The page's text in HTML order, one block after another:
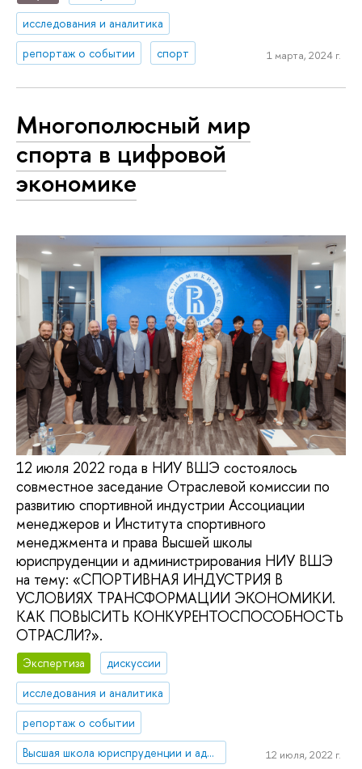
исследования и аналитика
репортаж о событии
спорт 1 марта, 2024 г.
Многополюсный мир
спорта в цифровой
экономике
12 июля 2022 года в НИУ ВШЭ состоялось
совместное заседание Отраслевой комиссии по
развитию спортивной индустрии Ассоциации
менеджеров и Института спортивного
менеджмента и права Высшей школы
юриспруденции и администрирования НИУ ВШЭ
на тему: «СПОРТИВНАЯ ИНДУСТРИЯ В
УСЛОВИЯХ ТРАНСФОРМАЦИИ ЭКОНОМИКИ.
КАК ПОВЫСИТЬ КОНКУРЕНТОСПОСОБНОСТЬ
ОТРАСЛИ?».
Экспертиза
дискуссии
исследования и аналитика
репортаж о событии
Высшая школа юриспруденции и администрирования
12 июля, 2022 г.